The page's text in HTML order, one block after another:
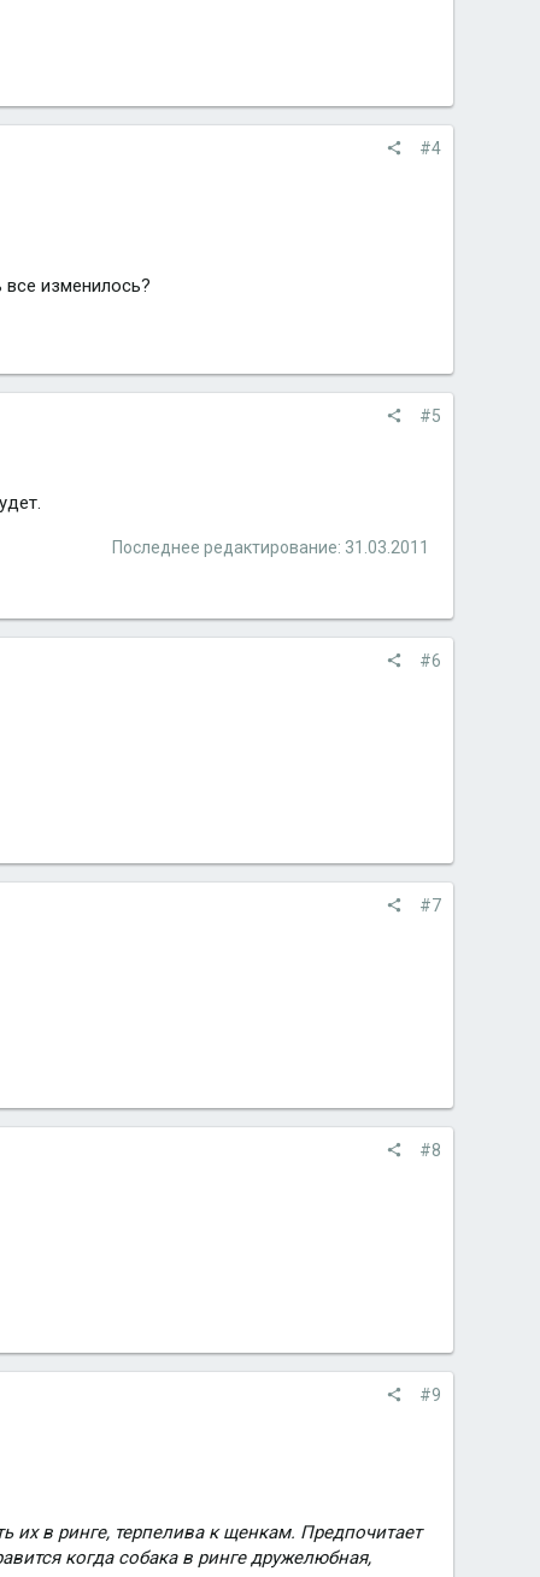
#4
изменилось?
#5
Последнее редактирование: 31.03.2011
#6
#7
#8
#9
их в ринге, терпелива к щенкам. Предпочитает
когда собака в ринге дружелюбная,